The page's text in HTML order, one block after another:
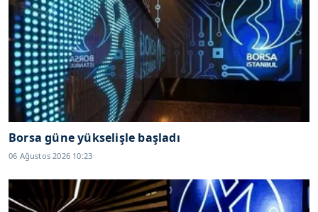
Borsa güne yükselişle başladı
06 Ağustos 2026 10:23